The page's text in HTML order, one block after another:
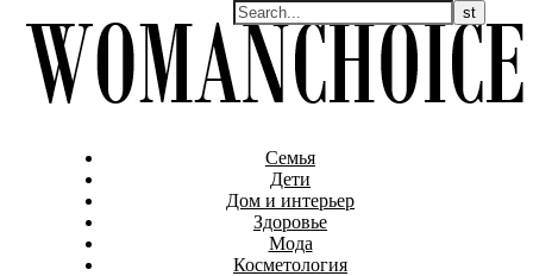
Семья
Дети
Дом и интерьер
Здоровье
Мода
Косметология